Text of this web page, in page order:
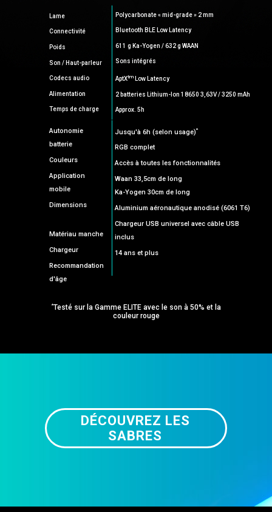
Lame
Connectivité
Poids
Son / Haut-parleur
Codecs audio
Alimentation
Temps de charge
Polycarbonate « mid-grade » 2 mm
Bluetooth BLE Low Latency
611 g Ka-Yogen / 632 g WAAN
Sons intégrés
AptXtmLow Latency
2 batteries Lithium-Ion 18650 3,63V / 3250 mAh
Approx. 5h
Autonomie
batterie
Couleurs
Application
mobile
Dimensions
Matériau manche
Chargeur
Recommandation
d'âge
Jusqu'à 6h (selon usage)*
RGB complet
Accès à toutes les fonctionnalités
Waan 33,5cm de long
Ka-Yogen 30cm de long
Aluminium aéronautique anodisé (6061 T6)
Chargeur USB universel avec câble USB
inclus
14 ans et plus
*Testé sur la Gamme ELITE avec le son à 50% et la
couleur rouge
DÉCOUVREZ LES
SABRES